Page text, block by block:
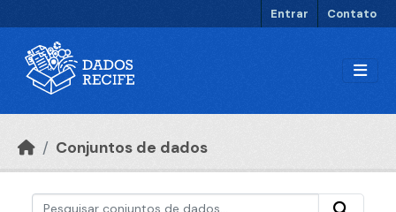
Entrar Contato
Conjuntos de dados